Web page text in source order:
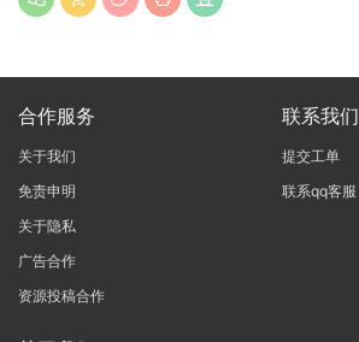
合作服务
关于我们
免责申明
关于隐私
广告合作
资源投稿合作
联系我们
提交工单
联系qq客服